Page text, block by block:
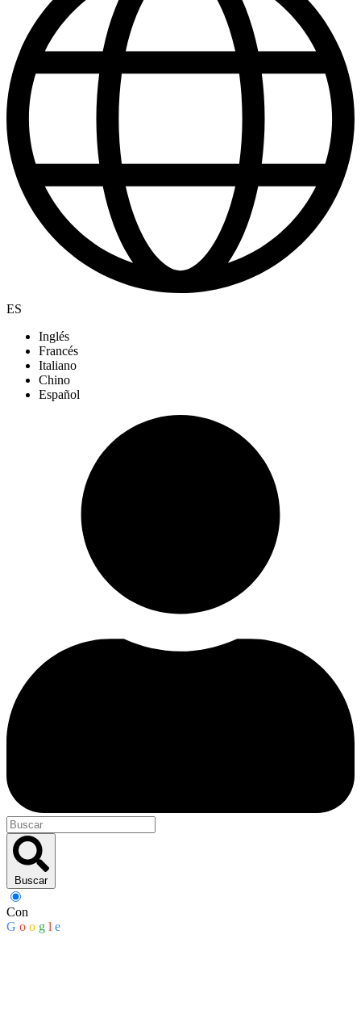
ES
Inglés
Francés
Italiano
Chino
Español
Buscar
Con
G o o g l e